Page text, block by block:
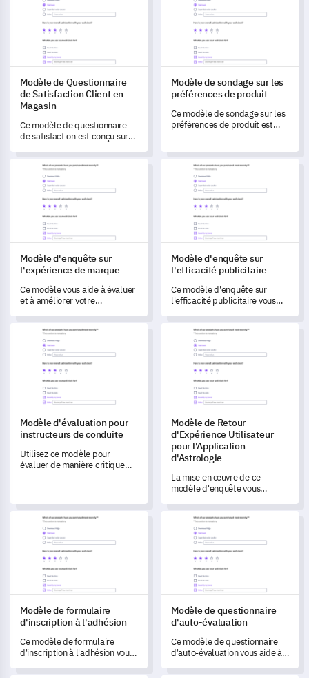
Modèle de Questionnaire
de Satisfaction Client en
Magasin
Ce modèle de questionnaire
de satisfaction est conçu sur
comprendre en profondeur les
expériences de vos clients en
magasin, vous permettant
ainsi de transformer et
d'améliorer les expériences
d'achat.
Modèle de sondage sur les
préférences de produit
Ce modèle de sondage sur les
préférences de produit est
profonds sur l'expérience et
les préférences de vos
utilisateurs.
Modèle d'enquête sur l'expérience de marque
Modèle d'enquête sur
l'expérience de marque
Ce modèle vous aide à évaluer
et à améliorer votre
Modèle d'enquête sur
Modèle d'enquête sur
l'efficacité publicitaire
Ce modèle d'enquête sur
l'efficacité publicitaire vous
comprendre l'impact de vos
efforts publicitaires, vous
aidant à identifier les
domaines à améliorer.
Modèle d'évaluation pour instructeurs de conduite
Modèle d'évaluation pour
instructeurs de conduite
Utilisez ce modèle pour
évaluer de manière critique
Modèle de Retour
Modèle de Retour
d'Expérience Utilisateur
pour l'Application
d'Astrologie
La mise en œuvre de ce
modèle d'enquête vous
informations cruciales sur
l'engagement et l'expérience
des utilisateurs de votre
Application d'Astrologie.
Modèle de formulaire d'inscription à l'adhésion
Modèle de formulaire
d'inscription à l'adhésion
Ce modèle de formulaire
d'inscription à l'adhésion vous
et servir vos membres.
Modèle de questionnaire
Modèle de questionnaire
d'auto-évaluation
Ce modèle de questionnaire
d'auto-évaluation vous aide à
professionnel en offrant une